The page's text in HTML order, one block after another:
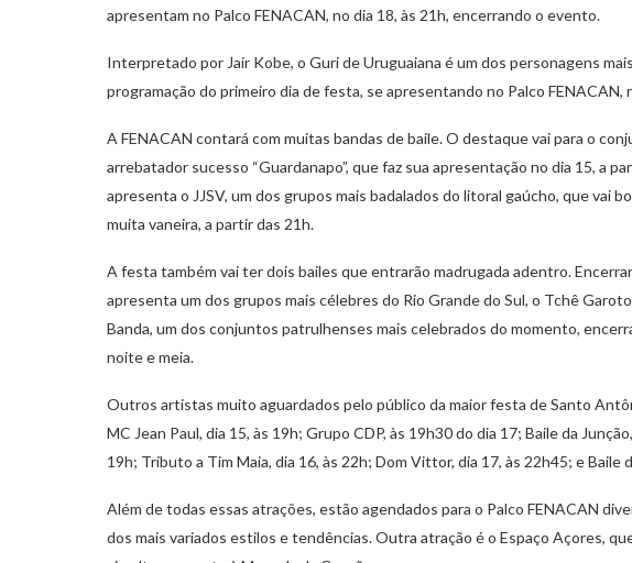
apresentam no Palco FENACAN, no dia 18, às 21h, encerrando o evento.
Interpretado por Jair Kobe, o Guri de Uruguaiana é um dos personagens
programação do primeiro dia de festa, se apresentando no Palco FENACAN,
A FENACAN contará com muitas bandas de baile. O destaque vai para o
arrebatador sucesso “Guardanapo”, que faz sua apresentação no dia 15, a
apresenta o JJSV, um dos grupos mais badalados do litoral gaúcho, que vai
muita vaneira, a partir das 21h.
A festa também vai ter dois bailes que entrarão madrugada adentro.
apresenta um dos grupos mais célebres do Rio Grande do Sul, o Tchê
Banda, um dos conjuntos patrulhenses mais celebrados do momento,
noite e meia.
Outros artistas muito aguardados pelo público da maior festa de Santo
MC Jean Paul, dia 15, às 19h; Grupo CDP, às 19h30 do dia 17; Baile da
19h; Tributo a Tim Maia, dia 16, às 22h; Dom Vittor, dia 17, às 22h45; e Baile
Além de todas essas atrações, estão agendados para o Palco FENACAN
dos mais variados estilos e tendências. Outra atração é o Espaço Açores,